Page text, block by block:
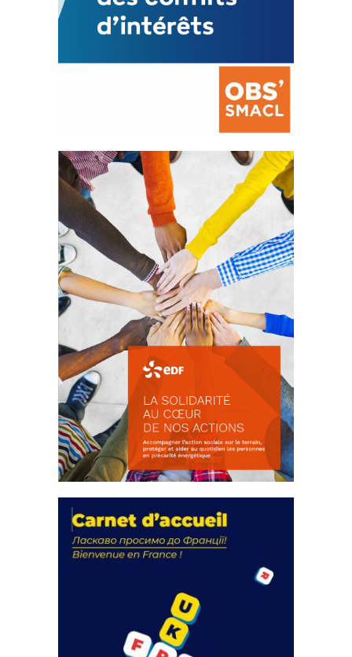
La prévention des conflits
d’intérêts
18 septembre 2023
FEUILLETER
actions
18 septembre 2023
FEUILLETER